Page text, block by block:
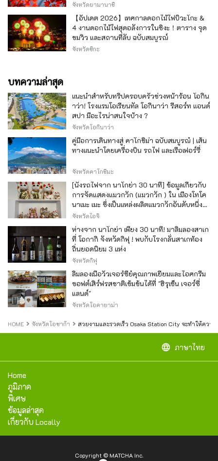
จังหวัดยามานาชิ
【อัปเดต 2026】เทศกาลดอกไม้ไฟบิวะโกะ &
4 งานดอกไม้ไฟสุดอลังการในชิงะ！ตาราง จุด
ชมวิว และสถานที่ลับ ฉบับสมบูรณ์
จังหวัดชิกะ
บทความล่าสุด
แนะนำสำหรับทริปครอบครัวช่วงหน้าร้อน โอกิน
าว่า! โรงแรมโอเรียนทัล โอกินาว่า รีสอร์ท แอนด์
สปา มีอะไรน่าสนใจบ้าง ?
จังหวัดโอกินาว่า
คู่มือการเดินทางสู่ คาโกชิม่า ฉบับสมบูรณ์ | เส้น
ทางแนะนำโดยเครื่องบิน รถไฟ และเรือเฟอร์รี่
จังหวัดคาโกชิมะ
[นั่งรถไฟจาก นาโกย่า 30 นาที] ข้อมูลเกี่ยวกับ
การจัดแสดงแมวกวัก (แมวกวัก ) ใน เมืองโทโค
นาเมะ เมะ ซึ่งเป็นแหล่งผลิตแมวกวักอันดับหนึ่ง
ของญี่ปุ่น
จังหวัดไอจิ
ห่างจาก นาโกย่า เพียง 30 นาที! มาลิ้มลองสาเก
ที่ โอกากิ จังหวัดกิฟุ ! พบกับโรงกลั่นสาเกท้อง
ถิ่นยอดนิยม 3 แห่ง
จังหวัดกิฟุ
ลิ้มลองเนื้อวัวเจอร์ซีย์คุณภาพเยี่ยมและไอศกรีม
ซอฟต์เสิร์ฟรสชาติเข้มข้นได้ที่ "ฮิรุเซ็น เจอร์ซี่
แลนด์"
จังหวัดโอคายาม่า
HOME จังหวัดโอซาก้า สวยงามและรวดเร็ว Osaka Station City จะทำให้ควา
language ภาษาไทย
Home
ภูมิภาค
พิเศษ
ข้อมูลล่าสุด
เกี่ยวกับ Locally
Copyright © MATCHA Inc.